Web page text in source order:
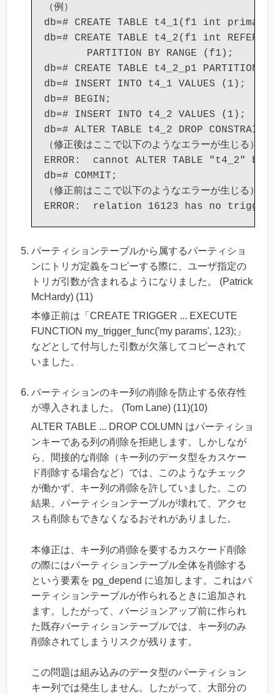
（例）
db=# CREATE TABLE t4_1(f1 int
db=# CREATE TABLE t4_2(f1 int
       PARTITION BY RANGE (f1);
db=# CREATE TABLE t4_2_p1 PARTITION
db=# INSERT INTO t4_1 VALUES (1);
db=# BEGIN;
db=# INSERT INTO t4_2 VALUES (1);
db=# ALTER TABLE t4_2 DROP
（修正後はここで以下のようなエラーが生じる）
ERROR:  cannot ALTER TABLE "t4_2"
db=# COMMIT;
（修正前はここで以下のようなエラーが生じる）
パーティションテーブルから属するパーティショ
ンにトリガ定義をコピーする際に、ユーザ指定の
トリガ引数が含まれるようになりました。 (Patrick
McHardy) (11)
本修正前は「CREATE TRIGGER ... EXECUTE
FUNCTION my_trigger_func('my params', 123);」
などとして付与した引数が欠落してコピーされて
いました。
パーティションのキー列の削除を防止する依存性
が導入されました。 (Tom Lane) (11)(10)
ALTER TABLE ... DROP COLUMN はパーティショ
ンキーである列の削除を拒絶します。しかしなが
ら、間接的な削除（キー列のデータ型をカスケー
ド削除する場合など）では、このようなチェック
が働かず、キー列の削除を許していました。この
結果、パーティションテーブルが壊れて、アクセ
スも削除もできなくなるおそれがありました。
本修正は、キー列の削除を要するカスケード削除
の際にはパーティションテーブル全体を削除する
という要素を pg_depend に追加します。これはパ
ーティションテーブルが作られるときに追加され
ます。したがって、バージョンアップ前に作られ
た既存パーティションテーブルでは、キー列のみ
削除されてしまうリスクが残ります。
この問題は組み込みのデータ型のパーティション
キー列では発生しません。したがって、大部分の